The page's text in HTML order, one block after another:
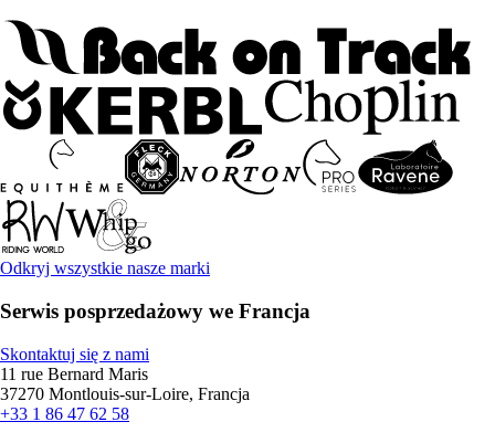
Odkryj wszystkie nasze marki
Serwis posprzedażowy we Francja
Skontaktuj się z nami
11 rue Bernard Maris
37270 Montlouis-sur-Loire, Francja
+33 1 86 47 62 58